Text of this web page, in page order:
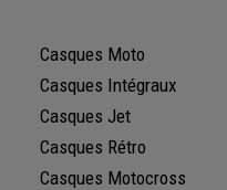
Casques Moto
Casques Intégraux
Casques Jet
Casques Rétro
Casques Motocross